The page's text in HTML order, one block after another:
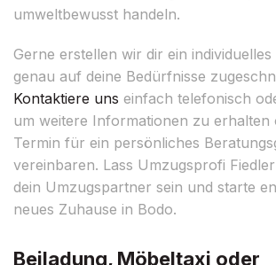
umweltbewusst handeln.
Gerne erstellen wir dir ein
genau auf deine Bedürfnisse
Kontaktiere uns einfach telefonisch
um weitere Informationen zu erhalten
Termin für ein persönliches
vereinbaren. Lass Umzugsprofi
dein Umzugspartner sein und starte
neues Zuhause in Bodo.
Beiladung, Möbeltaxi oder